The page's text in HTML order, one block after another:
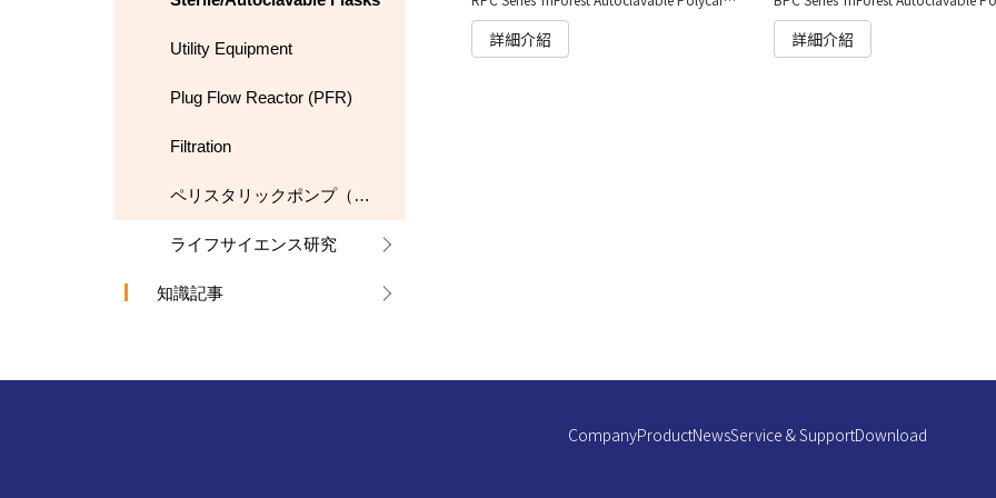
Utility Equipment
Plug Flow Reactor (PFR)
Filtration
ペリスタリックポンプ（蠕動ポンプ）
ライフサイエンス研究
知識記事
詳細介紹 詳細介紹
CompanyProductNewsService & SupportDownload